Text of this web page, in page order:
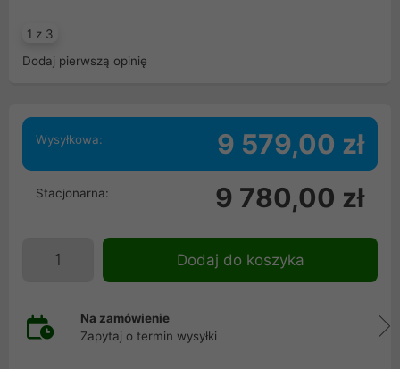
1 z 3
Dodaj pierwszą opinię
Wysyłkowa: 9 579,00 zł
Stacjonarna: 9 780,00 zł
Dodaj do koszyka
Na zamówienie
Zapytaj o termin wysyłki